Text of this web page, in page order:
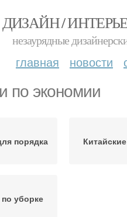
ДИЗАЙН /
незаурядные
главная новости
по экономии
порядка
уборке